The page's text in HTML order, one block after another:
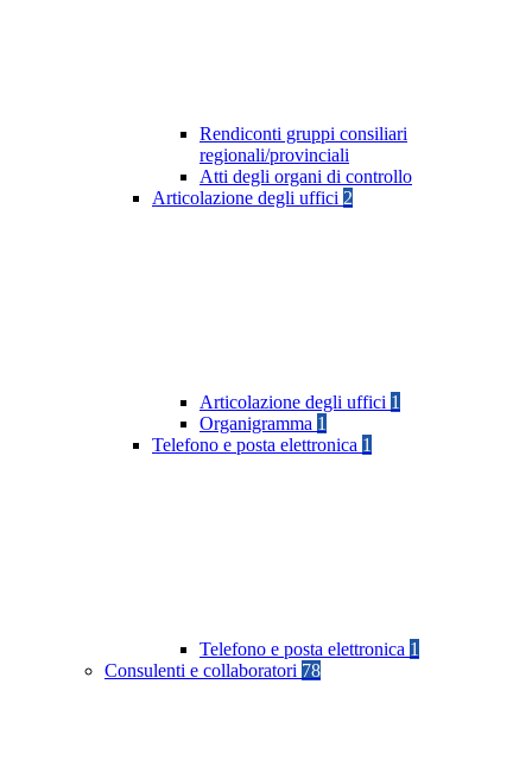
Rendiconti gruppi consiliari
regionali/provinciali
Atti degli organi di controllo
Articolazione degli uffici 2
Articolazione degli uffici 1
Organigramma 1
Telefono e posta elettronica 1
Telefono e posta elettronica 1
Consulenti e collaboratori 78